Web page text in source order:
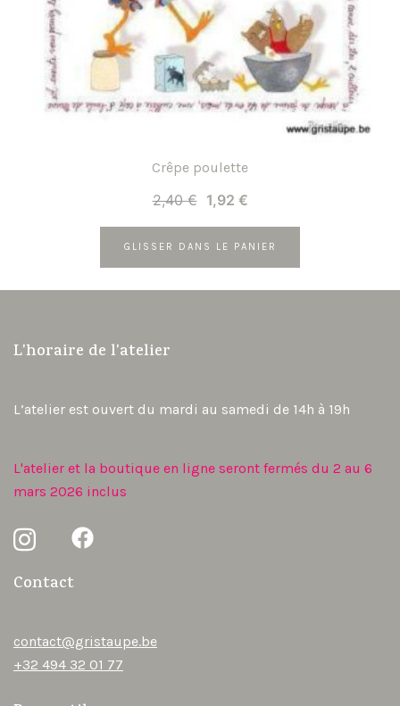
Crêpe poulette
2,40€ Le
initial
était :
2,40 €.
1,92 €Le
actuel
est :
1,92 €.
GLISSER DANS LE PANIER
L'horaire de l'atelier
L’atelier est ouvert du mardi au samedi de 14h à 19h
L'atelier et la boutique en ligne seront fermés du 2 au 6
mars 2026 inclus
Contact
contact@gristaupe.be
+32 494 32 01 77